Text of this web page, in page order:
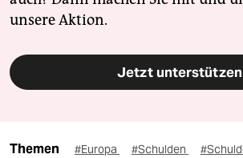
unsere Aktion.
Jetzt unterstützen
Themen #Europa #Schulden